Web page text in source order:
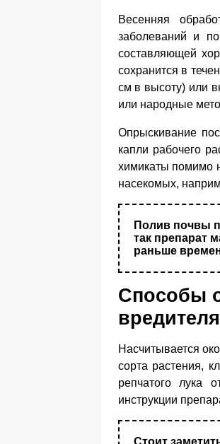
Весенняя
заболеваний и
составляющей
сохранится в
см в высоту) или
или народные
Опрыскивание
капли рабочего
химикаты помимо
насекомых,
Полив почвы
так препарат
раньше
Способы
Насчитывается
сорта растения,
репчатого лука
инструкции
Стоит